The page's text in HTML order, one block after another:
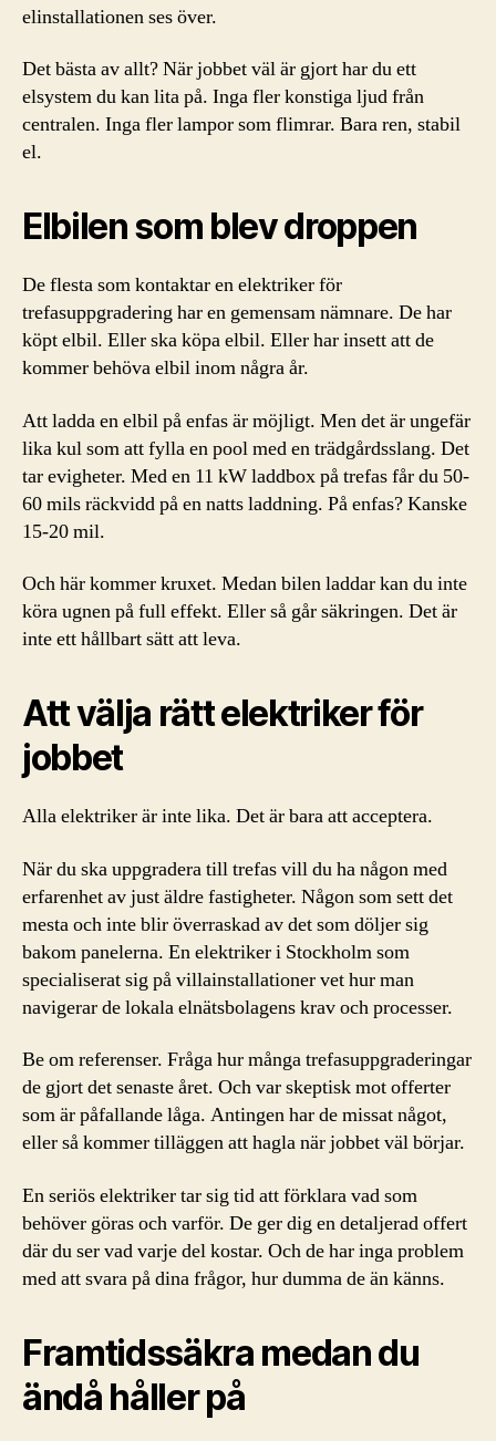
elinstallationen ses över.
Det bästa av allt? När jobbet väl är gjort har du ett
elsystem du kan lita på. Inga fler konstiga ljud från
centralen. Inga fler lampor som flimrar. Bara ren, stabil
el.
Elbilen som blev droppen
De flesta som kontaktar en elektriker för
trefasuppgradering har en gemensam nämnare. De har
köpt elbil. Eller ska köpa elbil. Eller har insett att de
kommer behöva elbil inom några år.
Att ladda en elbil på enfas är möjligt. Men det är ungefär
lika kul som att fylla en pool med en trädgårdsslang. Det
tar evigheter. Med en 11 kW laddbox på trefas får du 50-
60 mils räckvidd på en natts laddning. På enfas? Kanske
15-20 mil.
Och här kommer kruxet. Medan bilen laddar kan du inte
köra ugnen på full effekt. Eller så går säkringen. Det är
inte ett hållbart sätt att leva.
Att välja rätt elektriker för
jobbet
Alla elektriker är inte lika. Det är bara att acceptera.
När du ska uppgradera till trefas vill du ha någon med
erfarenhet av just äldre fastigheter. Någon som sett det
mesta och inte blir överraskad av det som döljer sig
bakom panelerna. En elektriker i Stockholm som
specialiserat sig på villainstallationer vet hur man
navigerar de lokala elnätsbolagens krav och processer.
Be om referenser. Fråga hur många trefasuppgraderingar
de gjort det senaste året. Och var skeptisk mot offerter
som är påfallande låga. Antingen har de missat något,
eller så kommer tilläggen att hagla när jobbet väl börjar.
En seriös elektriker tar sig tid att förklara vad som
behöver göras och varför. De ger dig en detaljerad offert
där du ser vad varje del kostar. Och de har inga problem
med att svara på dina frågor, hur dumma de än känns.
Framtidssäkra medan du
ändå håller på